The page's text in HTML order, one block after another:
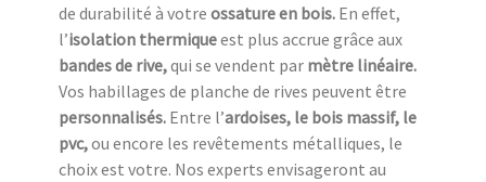
de durabilité à votre ossature en bois. En effet,
l’isolation thermiqueest plus accrue grâce aux
bandes de rive,qui se vendent par mètre linéaire.
Vos habillages de planche de rives peuvent être
personnalisés. Entre l’ardoises, le bois massif, le
pvc,ou encore les revêtements métalliques, le
choix est votre. Nos experts envisageront au